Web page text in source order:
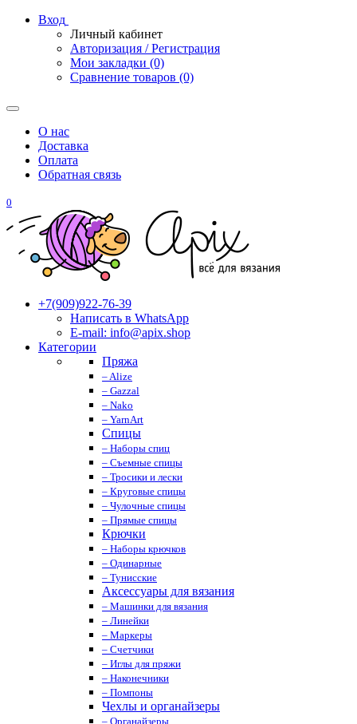
Вход
Личный кабинет
Авторизация / Регистрация
Мои закладки (0)
Сравнение товаров (0)
О нас
Доставка
Оплата
Обратная связь
0
+7(909)922-76-39
Написать в WhatsApp
E-mail: info@apix.shop
Категории
Пряжа
– Alize
– Gazzal
– Nako
– YarnArt
Спицы
– Наборы спиц
– Съемные спицы
– Тросики и лески
– Круговые спицы
– Чулочные спицы
– Прямые спицы
Крючки
– Наборы крючков
– Одинарные
– Тунисские
Аксессуары для вязания
– Машинки для вязания
– Линейки
– Маркеры
– Счетчики
– Иглы для пряжи
– Наконечники
– Помпоны
Чехлы и органайзеры
– Органайзеры